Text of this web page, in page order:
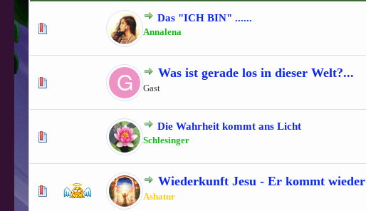
Das "ICH BIN" ......
Annalena
Was ist gerade los in dieser Welt?...
Gast
Die Wahrheit kommt ans Licht
Schlesinger
Wiederkunft Jesu - Er kommt wieder
Ashatur